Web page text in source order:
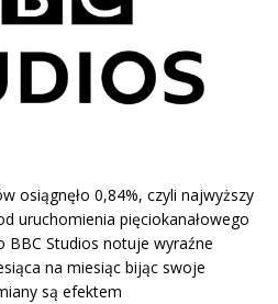
osiągnęło 0,84%, czyli najwyższy
uruchomienia pięciokanałowego
Studios notuje wyraźne
na miesiąc bijąc swoje
są efektem